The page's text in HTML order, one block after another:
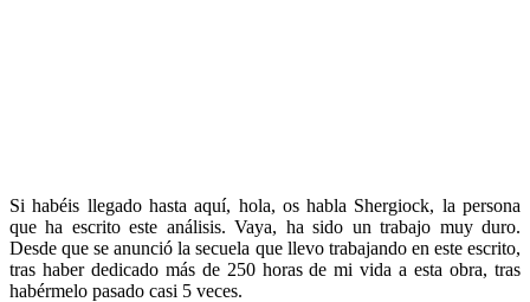
Si habéis llegado hasta aquí, hola, os habla Shergiock, la persona
que ha escrito este análisis. Vaya, ha sido un trabajo muy duro.
Desde que se anunció la secuela que llevo trabajando en este escrito,
tras haber dedicado más de 250 horas de mi vida a esta obra, tras
habérmelo pasado casi 5 veces.